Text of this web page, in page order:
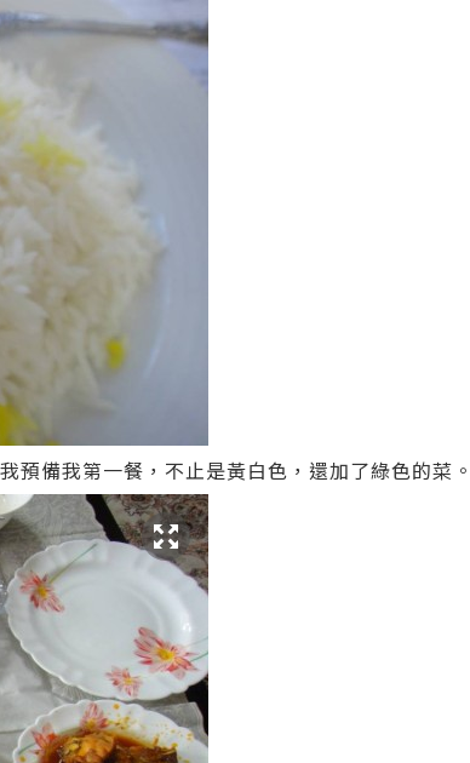
備我第一餐，不止是黃白色，還加了綠色的菜。